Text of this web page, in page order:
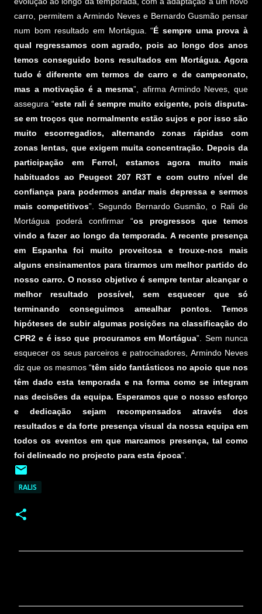
carro, permitem a Armindo Neves e Bernardo Gusmão pensar
num bom resultado em Mortágua. “É sempre uma prova à
qual regressamos com agrado, pois ao longo dos anos
temos conseguido bons resultados em Mortágua. Agora
tudo é diferente em termos de carro e de campeonato,
mas a motivação é a mesma”, afirma Armindo Neves, que
assegura “este rali é sempre muito exigente, pois disputa-
se em troços que normalmente estão sujos e por isso são
muito escorregadios, alternando zonas rápidas com
zonas lentas, que exigem muita concentração. Depois da
participação em Ferrol, estamos agora muito mais
habituados ao Peugeot 207 R3T e com outro nível de
confiança para podermos andar mais depressa e sermos
mais competitivos”. Segundo Bernardo Gusmão, o Rali de
Mortágua poderá confirmar “os progressos que temos
vindo a fazer ao longo da temporada. A recente presença
em Espanha foi muito proveitosa e trouxe-nos mais
alguns ensinamentos para tirarmos um melhor partido do
nosso carro. O nosso objetivo é sempre tentar alcançar o
melhor resultado possível, sem esquecer que só
terminando conseguimos amealhar pontos. Temos
hipóteses de subir algumas posições na classificação do
CPR2 e é isso que procuramos em Mortágua”. Sem nunca
esquecer os seus parceiros e patrocinadores, Armindo Neves
diz que os mesmos “têm sido fantásticos no apoio que nos
têm dado esta temporada e na forma como se integram
nas decisões da equipa. Esperamos que o nosso esforço
e dedicação sejam recompensados através dos
resultados e da forte presença visual da nossa equipa em
todos os eventos em que marcamos presença, tal como
foi delineado no projecto para esta época”.
RALIS